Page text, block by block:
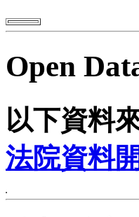
Open
以下資料
法院資料